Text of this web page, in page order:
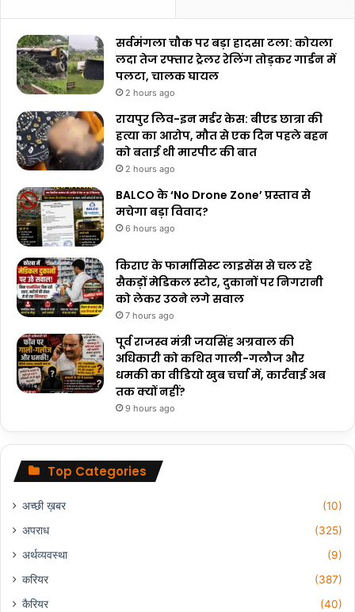
सर्वमंगला चौक पर बड़ा हादसा टला: कोयला
लदा तेज रफ्तार ट्रेलर रेलिंग तोड़कर गार्डन में
पलटा, चालक घायल
2 hours ago
रायपुर लिव-इन मर्डर केस: बीएड छात्रा की
हत्या का आरोप, मौत से एक दिन पहले बहन
को बताई थी मारपीट की बात
2 hours ago
BALCO के ‘No Drone Zone’ प्रस्ताव से
मचेगा बड़ा विवाद?
6 hours ago
किराए के फार्मासिस्ट लाइसेंस से चल रहे
सैकड़ों मेडिकल स्टोर, दुकानों पर निगरानी
को लेकर उठने लगे सवाल
7 hours ago
पूर्व राजस्व मंत्री जयसिंह अग्रवाल की
अधिकारी को कथित गाली-गलौज और
धमकी का वीडियो खुब चर्चा में, कार्रवाई अब
तक क्यों नहीं?
9 hours ago
Top Categories
अच्छी ख़बर
(10)
अपराध
(325)
अर्थव्यवस्था
(9)
करियर
(387)
कैरियर
(40)